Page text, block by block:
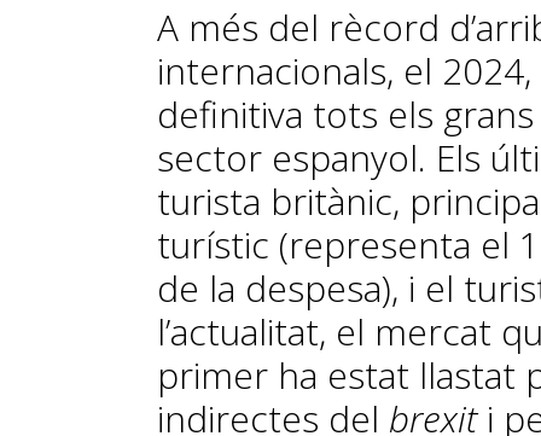
A més del rècord
internacionals, el
definitiva tots els
sector espanyol. Els
turista britànic,
turístic (representa el
de la despesa), i el
l’actualitat, el mercat
primer ha estat llastat
indirectes del brexiti